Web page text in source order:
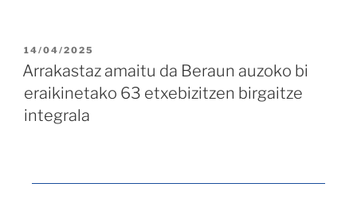
14/04/2025
Arrakastaz amaitu da Beraun auzoko bi
eraikinetako 63 etxebizitzen birgaitze
integrala